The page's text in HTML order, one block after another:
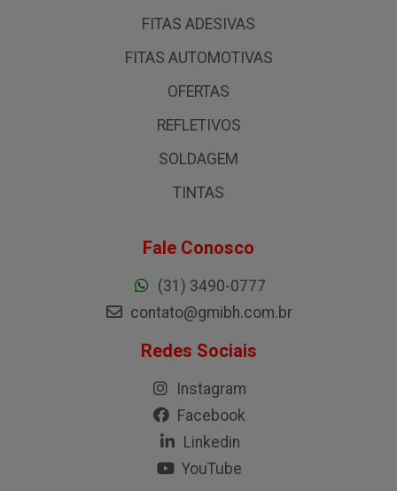
FITAS ADESIVAS
FITAS AUTOMOTIVAS
OFERTAS
REFLETIVOS
SOLDAGEM
TINTAS
Fale Conosco
(31) 3490-0777
contato@gmibh.com.br
Redes Sociais
Instagram
Facebook
Linkedin
YouTube